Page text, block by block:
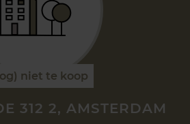
niet te koop
312 2, AMSTERDAM